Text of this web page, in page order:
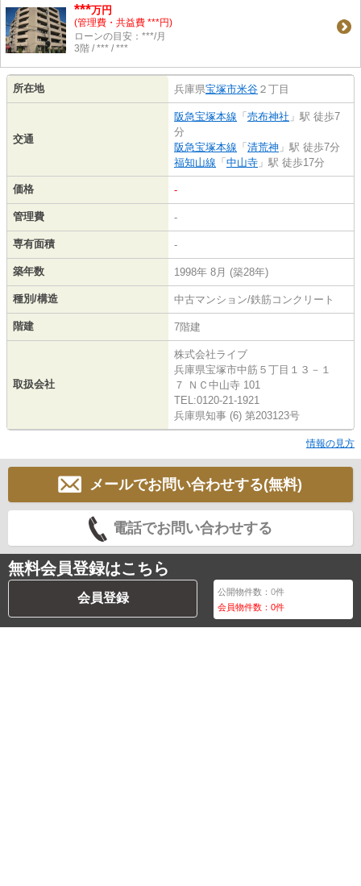
***万円
(管理費・共益費 ***円)
ローンの目安：***/月
3階 / *** / ***
所在地 兵庫県宝塚市米谷 ２丁目
交通
阪急宝塚本線 「 売布神社 」駅 徒歩7
分
阪急宝塚本線 「 清荒神 」駅 徒歩7分
福知山線 「 中山寺 」駅 徒歩17分
価格 -
管理費 -
専有面積 -
築年数 1998年 8月 (築28年)
種別/構造 中古マンション/鉄筋コンクリート
階建 7階建
取扱会社
株式会社ライブ
兵庫県宝塚市中筋５丁目１３－１
７ ＮＣ中山寺 101
TEL:0120-21-1921
兵庫県知事 (6) 第203123号
情報の見方
メールでお問い合わせする(無料)
電話でお問い合わせする
無料会員登録はこちら
会員登録 公開物件数：0件
会員物件数：0件